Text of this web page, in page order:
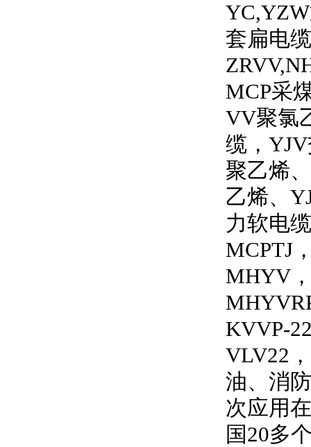
YC,YZW
套扁电
MCP采
VV聚氯
缆， YJV
聚乙烯、
乙烯、
力软电
MCPTJ
MHYV
KVVP-
VLV22 ，
油、消
次应用
国20多